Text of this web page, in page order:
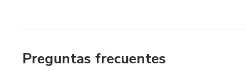
Preguntas frecuentes